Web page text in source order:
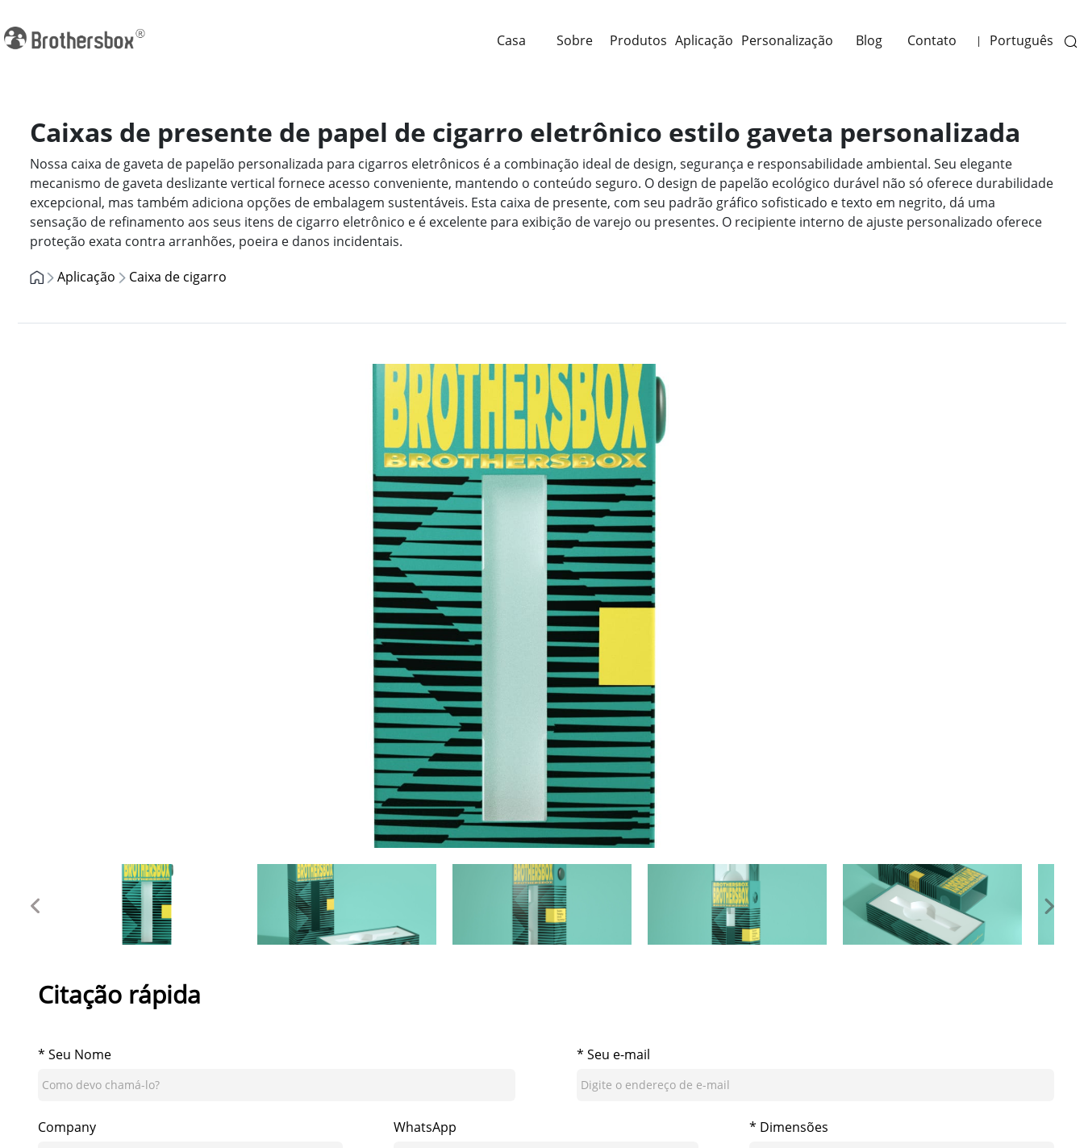
Casa Sobre Produtos Aplicação Personalização Blog Contato | Português
Caixas de presente de papel de cigarro eletrônico estilo gaveta personalizada
Nossa caixa de gaveta de papelão personalizada para cigarros eletrônicos é a combinação ideal de design, segurança e responsabilidade ambiental. Seu elegante
mecanismo de gaveta deslizante vertical fornece acesso conveniente, mantendo o conteúdo seguro. O design de papelão ecológico durável não só oferece durabilidade
excepcional, mas também adiciona opções de embalagem sustentáveis. Esta caixa de presente, com seu padrão gráfico sofisticado e texto em negrito, dá uma
sensação de refinamento aos seus itens de cigarro eletrônico e é excelente para exibição de varejo ou presentes. O recipiente interno de ajuste personalizado oferece
proteção exata contra arranhões, poeira e danos incidentais.
Aplicação
Caixa de cigarro
Citação rápida
* Seu Nome * Seu e-mail
Company WhatsApp * Dimensões